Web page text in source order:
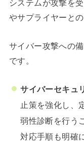
やサプライヤーと
サイバー攻撃への
です。
サイバーセキュ
止策を強化し、
弱性診断を行う
対応手順も明確